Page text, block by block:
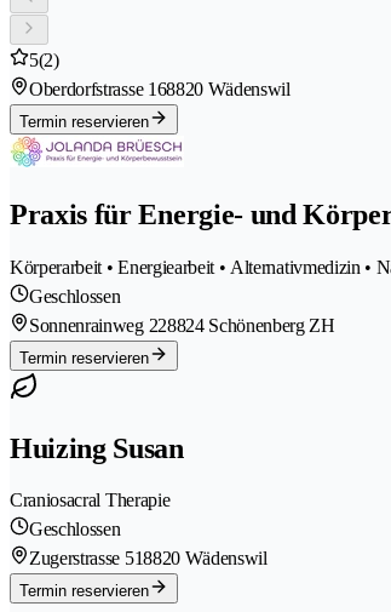
5(2)
Oberdorfstrasse 168820 Wädenswil
Termin reservieren
Praxis für Energie- und
Körperarbeit • Energiearbeit • Alternativmedizin •
Geschlossen
Sonnenrainweg 228824 Schönenberg ZH
Termin reservieren
Huizing Susan
Craniosacral Therapie
Geschlossen
Zugerstrasse 518820 Wädenswil
Termin reservieren